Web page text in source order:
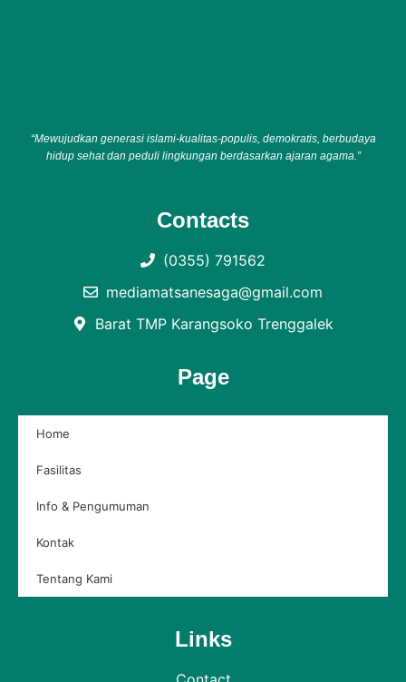
“Mewujudkan generasi islami-kualitas-populis, demokratis, berbudaya
hidup sehat dan peduli lingkungan berdasarkan ajaran agama.”
Contacts
(0355) 791562
mediamatsanesaga@gmail.com
Barat TMP Karangsoko Trenggalek
Page
Home
Fasilitas
Info & Pengumuman
Kontak
Tentang Kami
Links